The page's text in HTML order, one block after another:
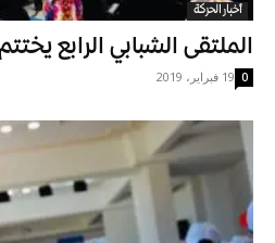
أخبار الحركة
الملتقى الشبابي الرابع
19 فبراير، 2019 0